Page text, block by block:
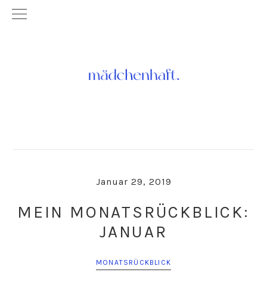
Januar 29, 2019
MEIN MONATSRÜCKBLICK:
JANUAR
MONATSRÜCKBLICK